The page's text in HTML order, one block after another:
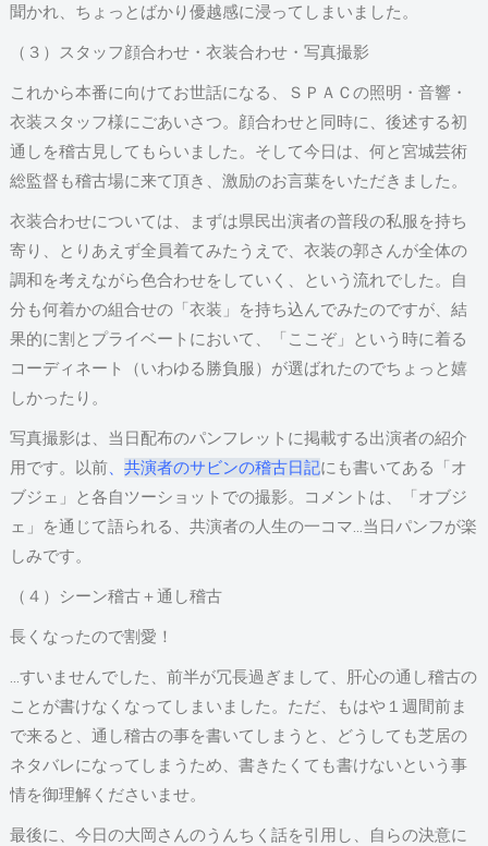
聞かれ、ちょっとばかり優越感に浸ってしまいました。
（３）スタッフ顔合わせ・衣装合わせ・写真撮影
これから本番に向けてお世話になる、ＳＰＡＣの照明・音響・
衣装スタッフ様にごあいさつ。顔合わせと同時に、後述する初
通しを稽古見してもらいました。そして今日は、何と宮城芸術
総監督も稽古場に来て頂き、激励のお言葉をいただきました。
衣装合わせについては、まずは県民出演者の普段の私服を持ち
寄り、とりあえず全員着てみたうえで、衣装の郭さんが全体の
調和を考えながら色合わせをしていく、という流れでした。自
分も何着かの組合せの「衣装」を持ち込んでみたのですが、結
果的に割とプライベートにおいて、「ここぞ」という時に着る
コーディネート（いわゆる勝負服）が選ばれたのでちょっと嬉
しかったり。
写真撮影は、当日配布のパンフレットに掲載する出演者の紹介
用です。以前、 共演者のサビンの稽古日記にも書いてある「オ
ブジェ」と各自ツーショットでの撮影。コメントは、「オブジ
ェ」を通じて語られる、共演者の人生の一コマ…当日パンフが楽
しみです。
（４）シーン稽古＋通し稽古
長くなったので割愛！
…すいませんでした、前半が冗長過ぎまして、肝心の通し稽古の
ことが書けなくなってしまいました。ただ、もはや１週間前ま
で来ると、通し稽古の事を書いてしまうと、どうしても芝居の
ネタバレになってしまうため、書きたくても書けないという事
情を御理解くださいませ。
最後に、今日の大岡さんのうんちく話を引用し、自らの決意に